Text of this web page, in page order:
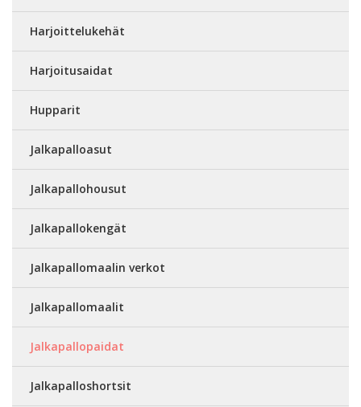
Harjoittelukehät
Harjoitusaidat
Hupparit
Jalkapalloasut
Jalkapallohousut
Jalkapallokengät
Jalkapallomaalin verkot
Jalkapallomaalit
Jalkapallopaidat
Jalkapalloshortsit